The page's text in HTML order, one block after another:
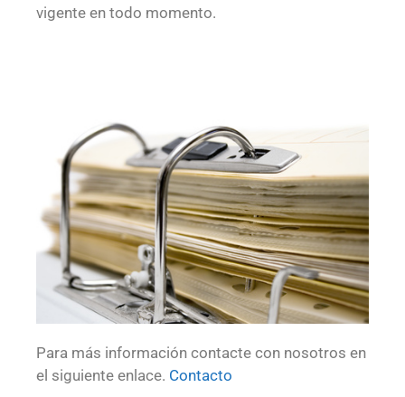
vigente en todo momento.
Para más información contacte con nosotros en
el siguiente enlace. Contacto